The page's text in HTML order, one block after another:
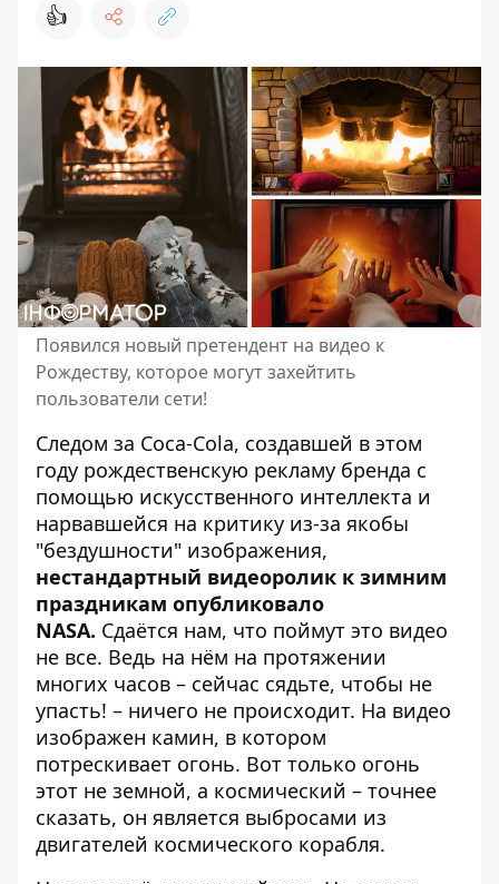
👍
Появился новый претендент на видео к
Рождеству, которое могут захейтить
пользователи сети!
Следом за Coca-Cola, создавшей в этом
году рождественскую рекламу бренда с
помощью искусственного интеллекта и
нарвавшейся на критику из-за якобы
"бездушности" изображения,
нестандартный видеоролик к зимним
праздникам опубликовало
NASA. Сдаётся нам, что поймут это видео
не все. Ведь на нём на протяжении
многих часов – сейчас сядьте, чтобы не
упасть! – ничего не происходит. На видео
изображен камин, в котором
потрескивает огонь. Вот только огонь
этот не земной, а космический – точнее
сказать, он является выбросами из
двигателей космического корабля.